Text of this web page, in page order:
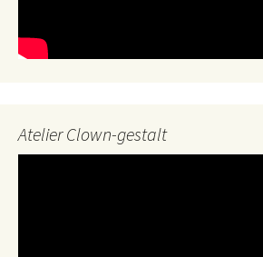
Atelier Clown-gestalt